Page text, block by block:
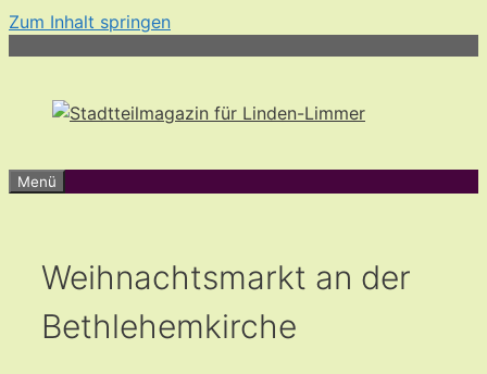
Zum Inhalt springen
Menü
Weihnachtsmarkt an der
Bethlehemkirche